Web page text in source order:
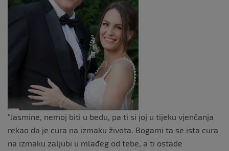
“Jasmine, nemoj biti u bedu, pa ti si joj u tijeku vjenčanja
rekao da je cura na izmaku života. Bogami ta se ista cura
na izmaku zaljubi u mlađeg od tebe, a ti ostade